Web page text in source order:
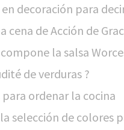
decoración para
cena de Acción de
compone la salsa
de verduras ?
para ordenar la cocina
selección de colores